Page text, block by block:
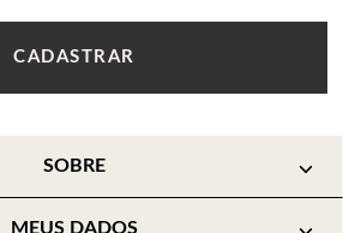
CADASTRAR
SOBRE
MEUS DADOS